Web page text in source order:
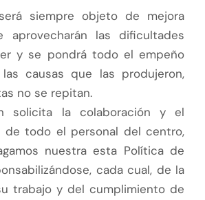
siempre objeto de mejora
aprovecharán las dificultades
y se pondrá todo el empeño
causas que las produjeron,
no se repitan.
solicita la colaboración y el
de todo el personal del centro,
nuestra esta Política de
cada cual, de la
trabajo y del cumplimiento de